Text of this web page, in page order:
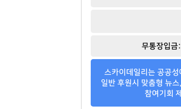
무통장입
스카이데일리는 공공
일반 후원시 맞춤형 뉴
참여기회